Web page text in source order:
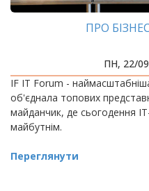
ПРО
ПН, 22/
IF IT Forum -
об'єднала топових
майданчик, де сьогодення ІТ-
майбутнім.
Переглянути